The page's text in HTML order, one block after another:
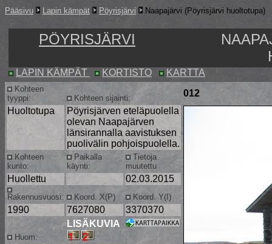
Pääsivu Lapin kämpät Pöyrisjärvi Naapajärvi (Pöyrisjärvi huoltotupa)
PÖYRISJÄRVI
LAPIN KÄMPÄT KORTISTO KARTTA
Kohteen
tyyppi:
Kohteen sijainti:
012
Huoltotupa
Pöyrisjärven eteläpuolella
olevan Naapajärven
länsirannalla aavistuksen
puolivälin pohjoispuolella.
Kohteen
kunto:
Paikalla
käynti:
Tietoja
muutettu
Huollettu 02.03.2015
Rakennusvuosi: Koord. X(P) Koord. Y(I)
1990 7627080 3370370
Huom:
LISÄKUVIA